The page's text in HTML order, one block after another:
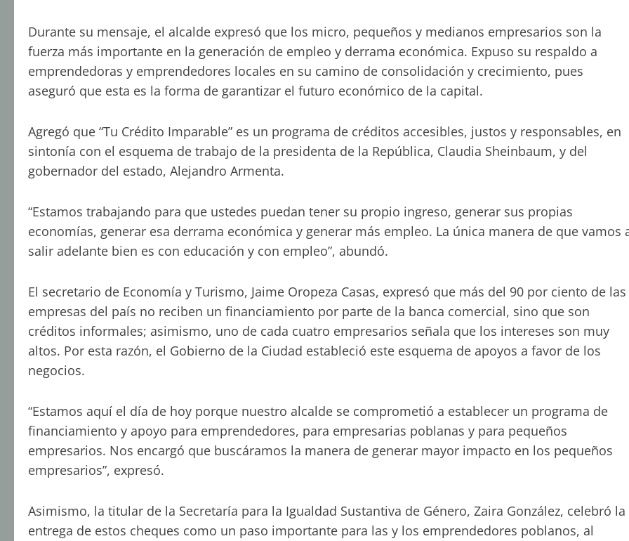
Durante su mensaje, el alcalde expresó que los micro, pequeños y medianos empresarios son la
fuerza más importante en la generación de empleo y derrama económica. Expuso su respaldo a
emprendedoras y emprendedores locales en su camino de consolidación y crecimiento, pues
aseguró que esta es la forma de garantizar el futuro económico de la capital.
Agregó que “Tu Crédito Imparable” es un programa de créditos accesibles, justos y responsables, en
sintonía con el esquema de trabajo de la presidenta de la República, Claudia Sheinbaum, y del
gobernador del estado, Alejandro Armenta.
“Estamos trabajando para que ustedes puedan tener su propio ingreso, generar sus propias
economías, generar esa derrama económica y generar más empleo. La única manera de que vamos
salir adelante bien es con educación y con empleo”, abundó.
El secretario de Economía y Turismo, Jaime Oropeza Casas, expresó que más del 90 por ciento de las
empresas del país no reciben un financiamiento por parte de la banca comercial, sino que son
créditos informales; asimismo, uno de cada cuatro empresarios señala que los intereses son muy
altos. Por esta razón, el Gobierno de la Ciudad estableció este esquema de apoyos a favor de los
negocios.
“Estamos aquí el día de hoy porque nuestro alcalde se comprometió a establecer un programa de
financiamiento y apoyo para emprendedores, para empresarias poblanas y para pequeños
empresarios. Nos encargó que buscáramos la manera de generar mayor impacto en los pequeños
empresarios”, expresó.
Asimismo, la titular de la Secretaría para la Igualdad Sustantiva de Género, Zaira González, celebró la
entrega de estos cheques como un paso importante para las y los emprendedores poblanos, al